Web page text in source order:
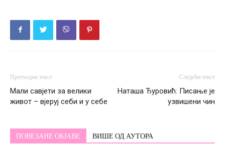
Претходни текст
Мали савјети за велики
живот – вјеруј себи и у себе
Следећи текст
Наташа Ђуровић: Писање је
узвишени чин
ПОВЕЗАНЕ ОБЈАВЕ ВИШЕ ОД АУТОРА